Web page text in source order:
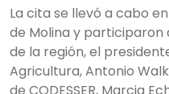
La cita se llevó a cabo
de Molina y
de la región, el
Agricultura, Antonio